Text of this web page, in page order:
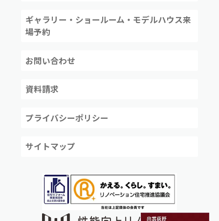
ギャラリー・ショールーム・モデルハウス来
場予約
お問い合わせ
資料請求
プライバシーポリシー
サイトマップ